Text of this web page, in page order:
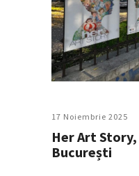
17 Noiembrie 2025
Her Art
București